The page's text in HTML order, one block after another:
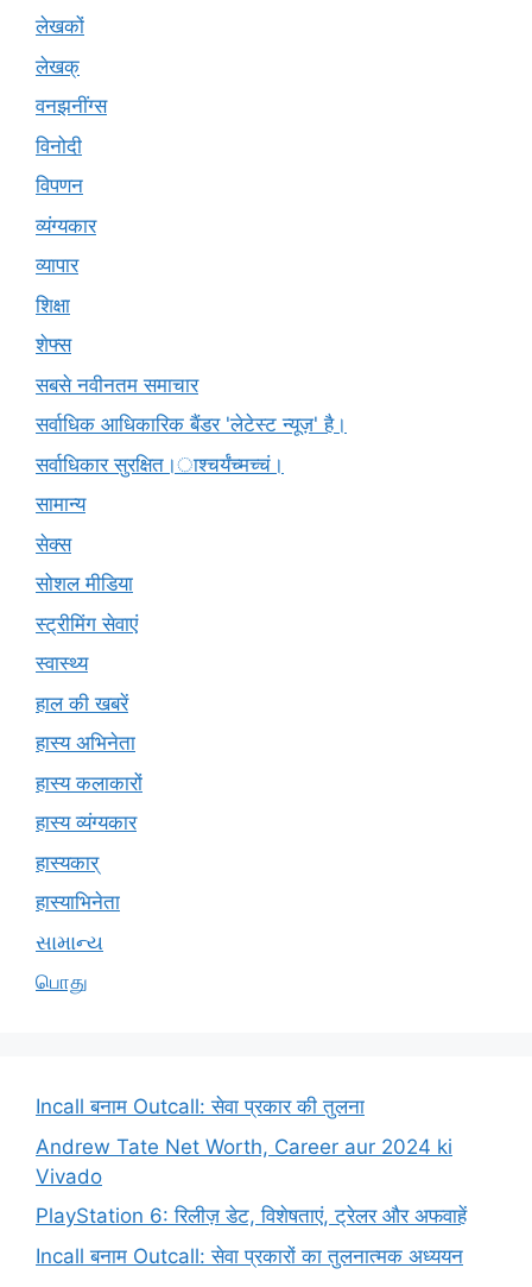
लेखकों
लेखक्
वनझनींग्स
विनोदी
विपणन
व्यंग्यकार
व्यापार
शिक्षा
शेफ्स
सबसे नवीनतम समाचार
सर्वाधिक आधिकारिक बैंडर 'लेटेस्ट न्यूज़' है।
सर्वाधिकार सुरक्षित।ाश्चर्यंच्मच्चं।
सामान्य
सेक्स
सोशल मीडिया
स्ट्रीमिंग सेवाएं
स्वास्थ्य
हाल की खबरें
हास्य अभिनेता
हास्य कलाकारों
हास्य व्यंग्यकार
हास्यकार्
हास्याभिनेता
સામાન્ય
பொது
Incall बनाम Outcall: सेवा प्रकार की तुलना
Andrew Tate Net Worth, Career aur 2024 ki
Vivado
PlayStation 6: रिलीज़ डेट, विशेषताएं, ट्रेलर और अफवाहें
Incall बनाम Outcall: सेवा प्रकारों का तुलनात्मक अध्ययन